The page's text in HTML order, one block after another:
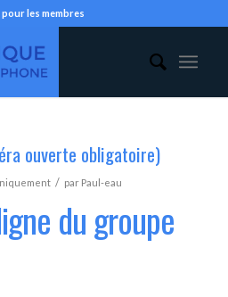
pour les membres
ouverte obligatoire)
/ par Paul-eau
du groupe